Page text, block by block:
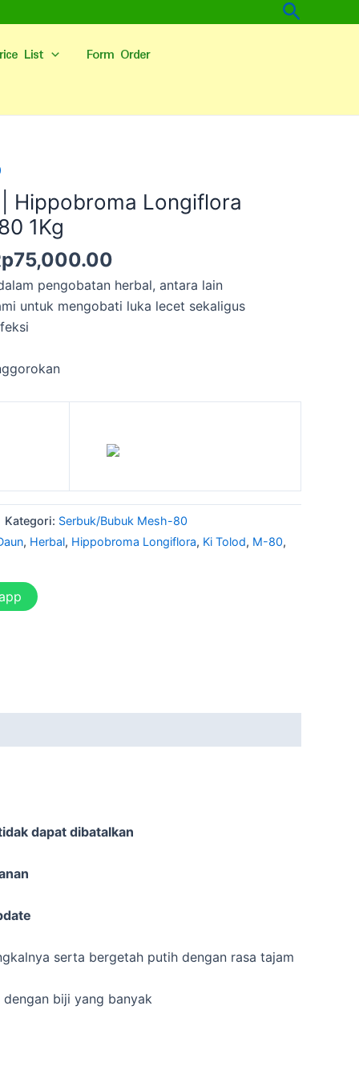
Cari
List Form Order
Hippobroma Longiflora
1Kg
75,000.00
saat
ini
pengobatan herbal, antara lain
untuk mengobati luka lecet sekaligus
Kategori: Serbuk/Bubuk Mesh-80
, Herbal, Hippobroma Longiflora, Ki Tolod, M-80,
dapat dibatalkan
serta bergetah putih dengan rasa tajam
biji yang banyak